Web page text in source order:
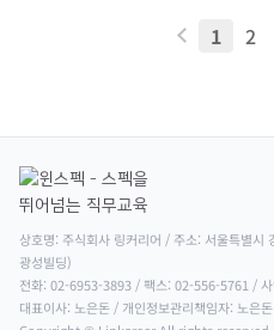
1 2
상호명: 주식회사 링커리어 / 주소: 서울특별
광성빌딩)
전화: 02-6953-3893 / 팩스: 02-556-5761 /
대표이사: 노은돈 / 개인정보관리책임자: 노은돈